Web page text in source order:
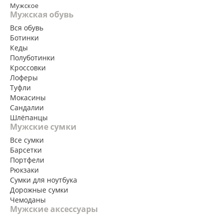
Мужское
Мужская обувь
Вся обувь
Ботинки
Кеды
Полуботинки
Кроссовки
Лоферы
Туфли
Мокасины
Сандалии
Шлёпанцы
Мужские сумки
Все сумки
Барсетки
Портфели
Рюкзаки
Сумки для ноутбука
Дорожные сумки
Чемоданы
Мужские аксессуары